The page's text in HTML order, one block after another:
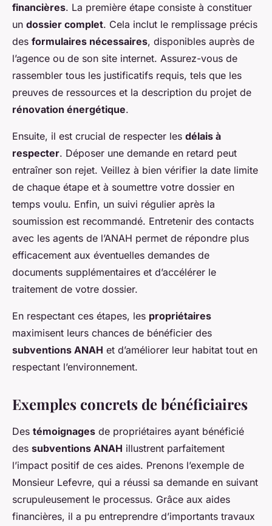
financières. La première étape consiste à constituer
un dossier complet. Cela inclut le remplissage précis
des formulaires nécessaires, disponibles auprès de
l’agence ou de son site internet. Assurez-vous de
rassembler tous les justificatifs requis, tels que les
preuves de ressources et la description du projet de
rénovation énergétique.
Ensuite, il est crucial de respecter les délais à
respecter. Déposer une demande en retard peut
entraîner son rejet. Veillez à bien vérifier la date limite
de chaque étape et à soumettre votre dossier en
temps voulu. Enfin, un suivi régulier après la
soumission est recommandé. Entretenir des contacts
avec les agents de l’ANAH permet de répondre plus
efficacement aux éventuelles demandes de
documents supplémentaires et d’accélérer le
traitement de votre dossier.
En respectant ces étapes, les propriétaires
maximisent leurs chances de bénéficier des
subventions ANAH et d’améliorer leur habitat tout en
respectant l’environnement.
Exemples concrets de bénéficiaires
Des témoignages de propriétaires ayant bénéficié
des subventions ANAH illustrent parfaitement
l’impact positif de ces aides. Prenons l’exemple de
Monsieur Lefevre, qui a réussi sa demande en suivant
scrupuleusement le processus. Grâce aux aides
financières, il a pu entreprendre d’importants travaux